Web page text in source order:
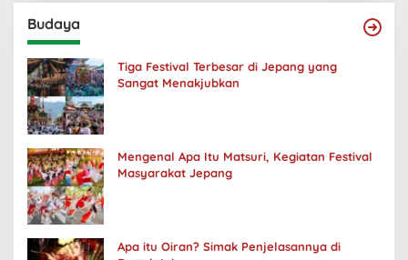
Budaya
Tiga Festival Terbesar di Jepang yang
Sangat Menakjubkan
Mengenal Apa Itu Matsuri, Kegiatan Festival
Masyarakat Jepang
Apa itu Oiran? Simak Penjelasannya di